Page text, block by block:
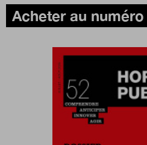
Accueil
Rubriques
Thèmes
Acheter au numéro